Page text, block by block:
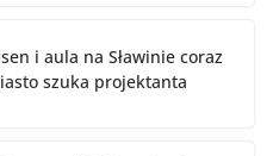
i aula na Sławinie coraz
szuka projektanta